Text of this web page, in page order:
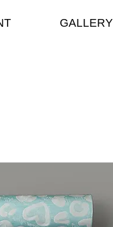
GALLERY